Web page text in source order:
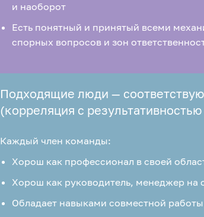
и наоборот
Есть понятный и принятый всеми
спорных вопросов и зон
Подходящие люди —
(корреляция с
Каждый член команды:
Хорош как профессионал в своей
Хорош как руководитель, менеджер на
Обладает навыками совместной работы